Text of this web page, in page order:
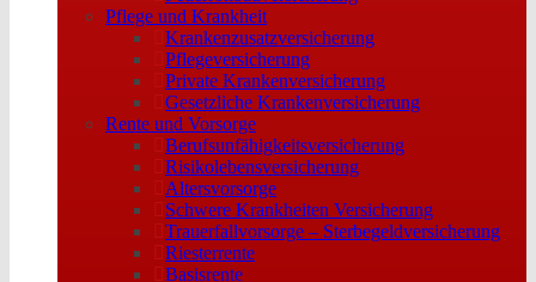
Pflege und Krankheit
Krankenzusatzversicherung
Pflegeversicherung
Private Krankenversicherung
Gesetzliche Krankenversicherung
Rente und Vorsorge
Berufs­unfähigkeitsversicherung
Risikolebensversicherung
Altersvorsorge
Schwere Krankheiten Versicherung
Trauerfallvorsorge – Sterbegeldversicherung
Riesterrente
Basisrente